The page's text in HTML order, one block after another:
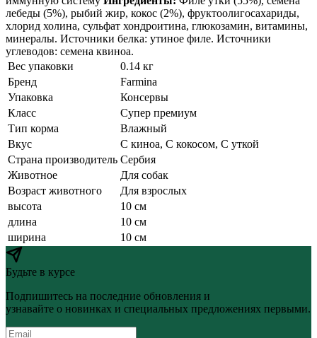
лебеды (5%), рыбий жир, кокос (2%), фруктоолигосахариды,
хлорид холина, сульфат хондроитина, глюкозамин, витамины,
минералы. Источники белка: утиное филе. Источники
углеводов: семена квиноа.
Вес упаковки
0.14 кг
Бренд
Farmina
Упаковка
Консервы
Класс
Супер премиум
Тип корма
Влажный
Вкус
С киноа, С кокосом, С уткой
Страна производитель Сербия
Животное
Для собак
Возраст животного
Для взрослых
высота
10 см
длина
10 см
ширина
10 см
Будьте в курсе
Подпишитесь на последние обновления и
узнавайте о новинках и специальных предложениях первыми.